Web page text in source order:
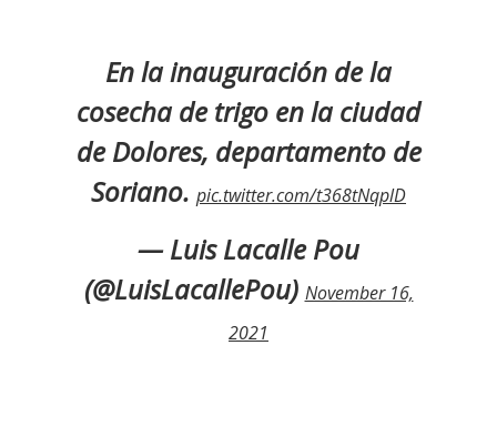
En la inauguración de la
cosecha de trigo en la ciudad
de Dolores, departamento de
Soriano. pic.twitter.com/t368tNqplD
— Luis Lacalle Pou
(@LuisLacallePou) November 16,
2021